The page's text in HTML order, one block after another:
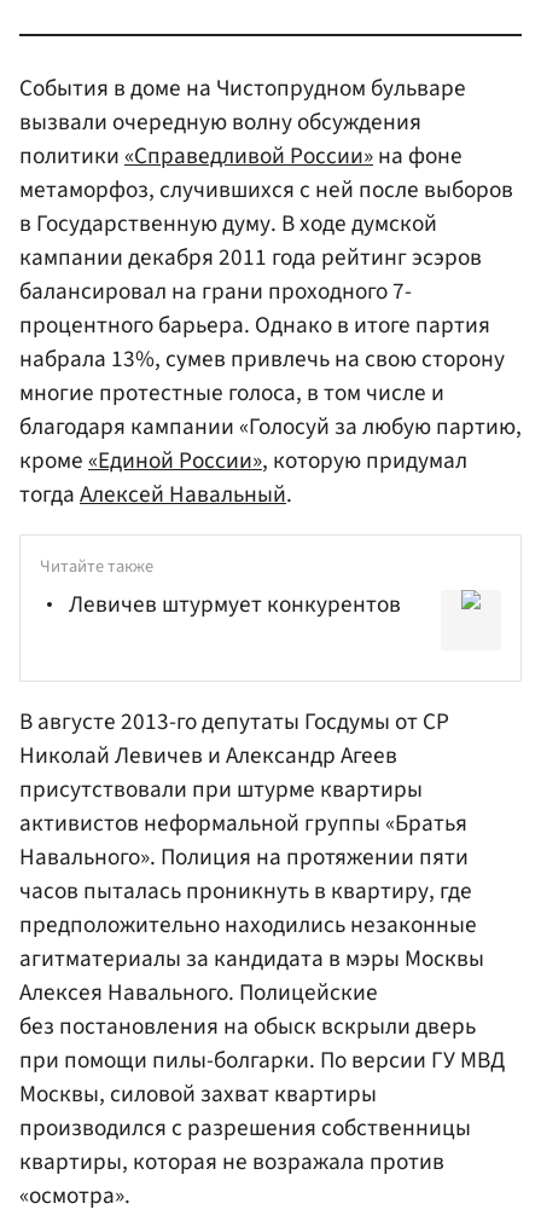
События в доме на Чистопрудном бульваре
вызвали очередную волну обсуждения
политики«Справедливой России»на фоне
метаморфоз, случившихся с ней после выборов
в Государственную думу. В ходе думской
кампании декабря 2011 года рейтинг эсэров
балансировал на грани проходного 7-
процентного барьера. Однако в итоге партия
набрала 13%, сумев привлечь на свою сторону
многие протестные голоса, в том числе и
благодаря кампании «Голосуй за любую партию,
кроме«Единой России», которую придумал
тогдаАлексей Навальный.
Читайте также
Левичев штурмует конкурентов
В августе 2013-го депутаты Госдумы от СР
НиколайЛевичев и Александр Агеев
присутствовали при штурме квартиры
активистов неформальной группы «Братья
Навального». Полиция на протяжении пяти
часов пыталась проникнуть в квартиру, где
предположительно находились незаконные
агитматериалы за кандидата в мэры Москвы
Алексея Навального. Полицейские
без постановления на обыск вскрыли дверь
при помощи пилы-болгарки. По версии ГУ МВД
Москвы, силовой захват квартиры
производился с разрешения собственницы
квартиры, которая не возражала против
«осмотра».